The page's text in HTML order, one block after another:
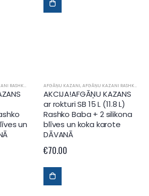
BABA
un
AFGĀŅU KAZANI, AFGĀŅU KAZANI RASHKO BABA
AKCIJA!AFGĀŅU KAZANS
ar rokturi SB 15 L (11.8 L)
Rashko Baba + 2 silikona
blīves un koka karote
DĀVANĀ
€70.00